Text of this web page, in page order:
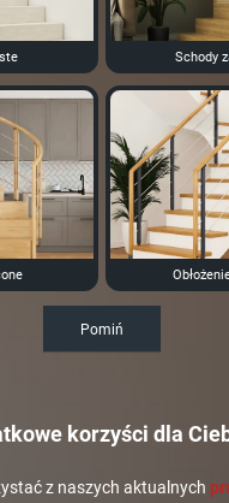
Schody
Pomiń
korzyści dla
z naszych aktualnych